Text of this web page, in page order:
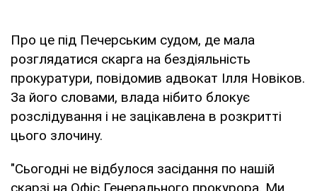
Про це під Печерським судом, де мала
розглядатися скарга на бездіяльність
прокуратури, повідомив адвокат Ілля Новіков.
За його словами, влада нібито блокує
розслідування і не зацікавлена в розкритті
цього злочину.
"Сьогодні не відбулося засідання по нашій
скарзі на Офіс Генерального прокурора. Ми